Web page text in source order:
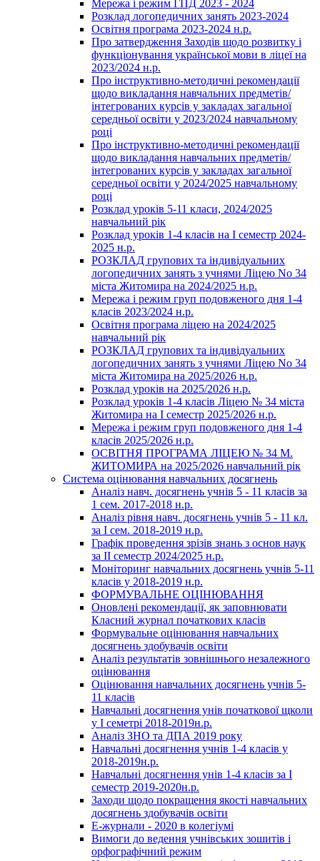
Мережа і режим ГПД 2023 - 2024
Розклад логопедичних занять 2023-2024
Освітня програма 2023-2024 н.р.
Про затвердження Заходів щодо розвитку і
функціонування української мови в ліцеї на
2023/2024 н.р.
Про інструктивно-методичні рекомендації
щодо викладання навчальних предметів/
інтегрованих курсів у закладах загальної
середньої освіти у 2023/2024 навчальному
році
Про інструктивно-методичні рекомендації
щодо викладання навчальних предметів/
інтегрованих курсів у закладах загальної
середньої освіти у 2024/2025 навчальному
році
Розклад уроків 5-11 класи, 2024/2025
навчальний рік
Розклад уроків 1-4 класів на І семестр 2024-
2025 н.р.
РОЗКЛАД групових та індивідуальних
логопедичних занять з учнями Ліцею No 34
міста Житомира на 2024/2025 н.р.
Мережа і режим груп подовженого дня 1-4
класів 2023/2024 н.р.
Освітня програма ліцею на 2024/2025
навчальний рік
РОЗКЛАД групових та індивідуальних
логопедичних занять з учнями Ліцею No 34
міста Житомира на 2025/2026 н.р.
Розклад уроків на 2025/2026 н.р.
Розклад уроків 1-4 класів Ліцею № 34 міста
Житомира на І семестр 2025/2026 н.р.
Мережа і режим груп подовженого дня 1-4
класів 2025/2026 н.р.
ОСВІТНЯ ПРОГРАМА ЛІЦЕЮ № 34 М.
ЖИТОМИРА на 2025/2026 навчальний рік
Система оцінювання навчальних досягнень
Аналіз навч. досягнень учнів 5 - 11 класів за
1 сем. 2017-2018 н.р.
Аналіз рівня навч. досягнень учнів 5 - 11 кл.
за І сем. 2018-2019 н.р.
Графік проведення зрізів знань з основ наук
за ІІ семестр 2024/2025 н.р.
Моніторинг навчальних досягнень учнів 5-11
класів у 2018-2019 н.р.
ФОРМУВАЛЬНЕ ОЦІНЮВАННЯ
Оновлені рекомендації, як заповнювати
Класний журнал початкових класів
Формувальне оцінювання навчальних
досягнень здобувачів освіти
Аналіз результатів зовнішнього незалежного
оцінювання
Оцінювання навчальних досягнень учнів 5-
11 класів
Навчальні досягнення унів початкової щколи
у І семетрі 2018-2019н.р.
Аналіз ЗНО та ДПА 2019 року
Навчальні досягнення учнів 1-4 класів у
2018-2019н.р.
Навчальні досягнення унів 1-4 класів за І
семестр 2019-2020н.р.
Заходи щодо покращення якості навчальних
досягнень здобувачів освіти
Е-журнали - 2020 в колегіумі
Вимоги до ведення учнівських зошитів і
орфографічний режим